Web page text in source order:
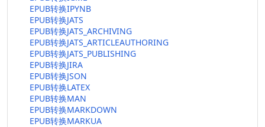
EPUB转换IPYNB
EPUB转换JATS
EPUB转换JATS_ARCHIVING
EPUB转换JATS_ARTICLEAUTHORING
EPUB转换JATS_PUBLISHING
EPUB转换JIRA
EPUB转换JSON
EPUB转换LATEX
EPUB转换MAN
EPUB转换MARKDOWN
EPUB转换MARKUA